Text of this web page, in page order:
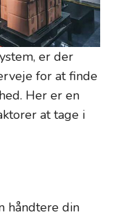
er der
for at finde
Her er en
at tage i
håndtere din